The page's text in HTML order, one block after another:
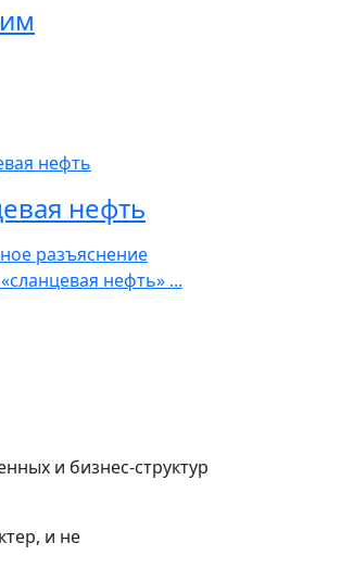
нефть
разъяснение
нефть» ...
и бизнес-структур
и не